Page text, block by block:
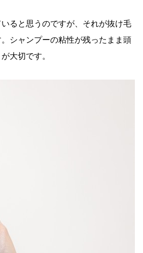
ると思うのですが、それが抜け毛
シャンプーの粘性が残ったまま頭
大切です。